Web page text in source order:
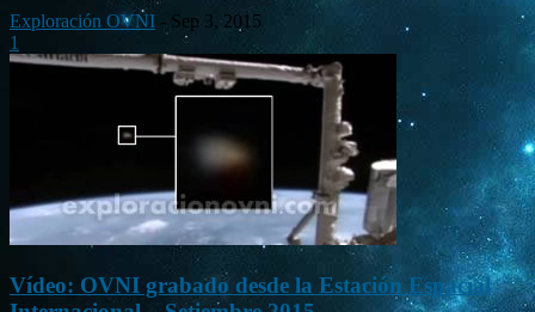
Exploración OVNI - Sep 3, 2015
1
Vídeo: OVNI grabado desde la Estación Espacial